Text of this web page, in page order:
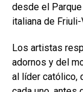
desde el
italiana de
Los artistas
adornos y del
al líder católico,